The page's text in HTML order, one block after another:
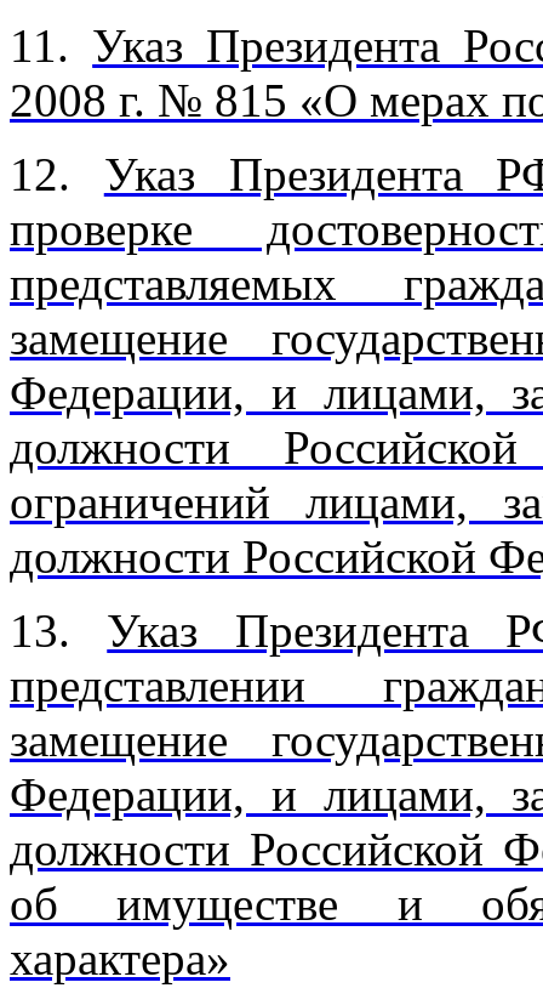
11. Указ Президента
2008 г. № 815 «О мерах
12. Указ Президента
проверке
представляемых
замещение
Федерации, и лицами,
должности
ограничений лицами,
должности Российской
13. Указ
представлении
замещение
Федерации, и лицами,
должности Российской
об имуществе и
характера»